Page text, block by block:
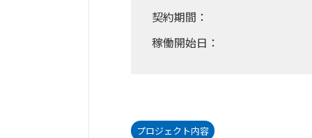
契約期間：
稼働開始日：
プロジェクト内容